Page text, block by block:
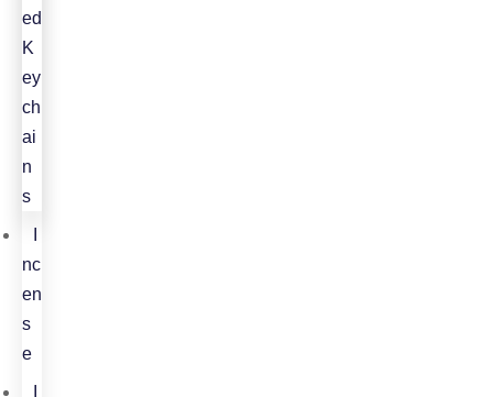
ed
K
ey
ch
ai
n
s
nc
en
s
e